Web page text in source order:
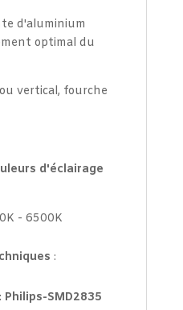
d'aluminium
optimal du
vertical, fourche
d'éclairage
- 6500K
:
Philips-SMD2835